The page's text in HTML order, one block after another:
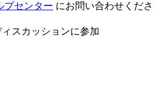
プセンター にお問い合わせくださ
スカッションに参加